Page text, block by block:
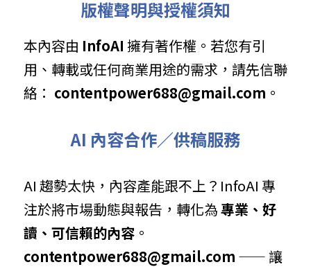
版權聲明與授權須知
本內容由 InfoAI 擁有著作權。若您有引
用、轉載或任何商業用途的需求，請先信聯
絡： contentpower688@gmail.com 。
AI 內容合作／供稿服務
AI 趨勢太快，內容產能跟不上？InfoAI 專
注於將市場動態與報告，轉化為 專業、好
讀、可信賴的內容
contentpower688@gmail.com —— 讓